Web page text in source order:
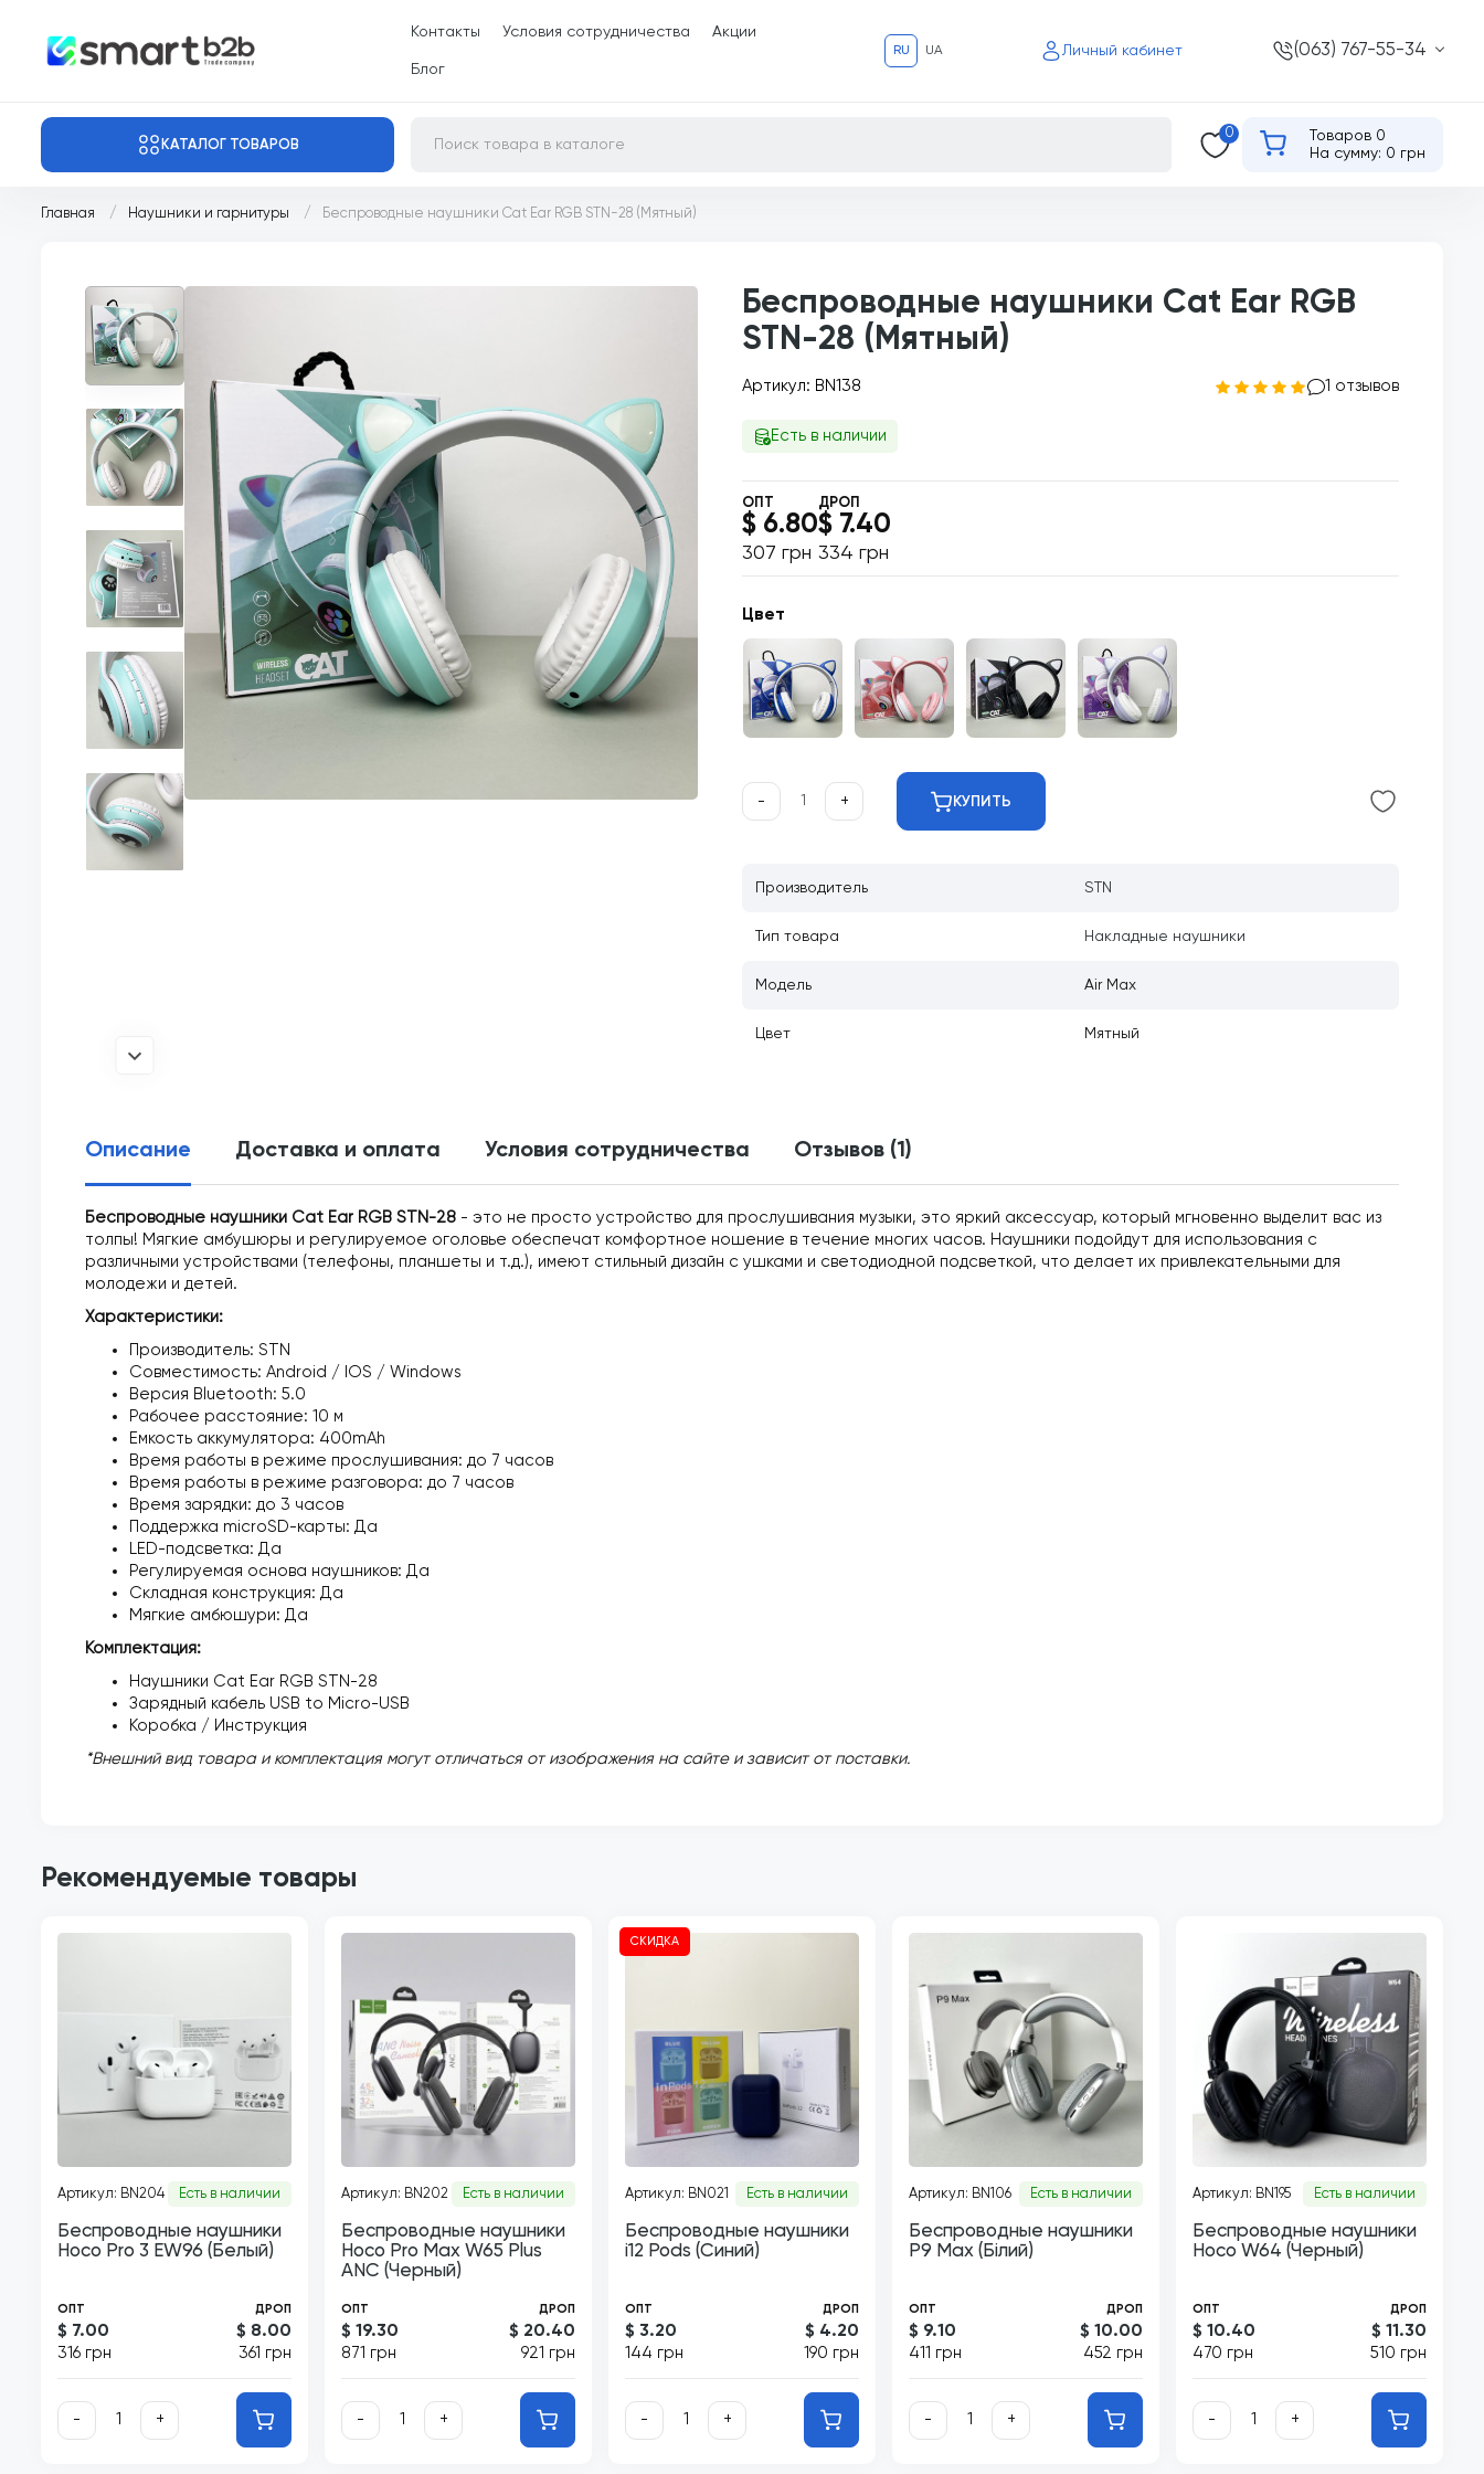
Контакты Условия сотрудничества Акции
Блог
RU UA Личный кабинет (063) 767-55-34
КАТАЛОГ ТОВАРОВ
0
Товаров 0
На сумму: 0 грн
Главная Наушники и гарнитуры Беспроводные наушники Cat Ear RGB STN-28 (Мятный)
Беспроводные наушники Cat Ear RGB
STN-28 (Мятный)
Артикул: BN138 1 отзывов
Есть в наличии
ОПТ
$ 6.80
307 грн
ДРОП
$ 7.40
334 грн
Цвет
- + КУПИТЬ
Производитель STN
Тип товара Накладные наушники
Модель Air Max
Цвет Мятный
Описание Доставка и оплата Условия сотрудничества Отзывов (1)
Беспроводные наушники Cat Ear RGB STN-28 - это не просто устройство для прослушивания музыки, это яркий аксессуар, который мгновенно выделит вас из
толпы! Мягкие амбушюры и регулируемое оголовье обеспечат комфортное ношение в течение многих часов. Наушники подойдут для использования с
различными устройствами (телефоны, планшеты и т.д.), имеют стильный дизайн с ушками и светодиодной подсветкой, что делает их привлекательными для
молодежи и детей.
Характеристики:
Производитель: STN
Совместимость: Android / IOS / Windows
Версия Bluetooth: 5.0
Рабочее расстояние: 10 м
Емкость аккумулятора: 400mAh
Время работы в режиме прослушивания: до 7 часов
Время работы в режиме разговора: до 7 часов
Время зарядки: до 3 часов
Поддержка microSD-карты: Да
LED-подсветка: Да
Регулируемая основа наушников: Да
Складная конструкция: Да
Мягкие амбюшури: Да
Комплектация:
Наушники Cat Ear RGB STN-28
Зарядный кабель USB to Micro-USB
Коробка / Инструкция
*Внешний вид товара и комплектация могут отличаться от изображения на сайте и зависит от поставки.
Рекомендуемые товары
Артикул: BN204 Есть в наличии
Беспроводные наушники
Hoco Pro 3 EW96 (Белый)
ОПТ
$ 7.00
316 грн
ДРОП
$ 8.00
361 грн
- +
Артикул: BN202 Есть в наличии
Беспроводные наушники
Hoco Pro Max W65 Plus
ANC (Черный)
ОПТ
$ 19.30
871 грн
ДРОП
$ 20.40
921 грн
- +
СКИДКА
Артикул: BN021 Есть в наличии
Беспроводные наушники
i12 Pods (Синий)
ОПТ
$ 3.20
144 грн
ДРОП
$ 4.20
190 грн
- +
Артикул: BN106 Есть в наличии
Беспроводные наушники
P9 Max (Білий)
ОПТ
$ 9.10
411 грн
ДРОП
$ 10.00
452 грн
- +
Артикул: BN195 Есть в наличии
Беспроводные наушники
Hoco W64 (Черный)
ОПТ
$ 10.40
470 грн
ДРОП
$ 11.30
510 грн
- +